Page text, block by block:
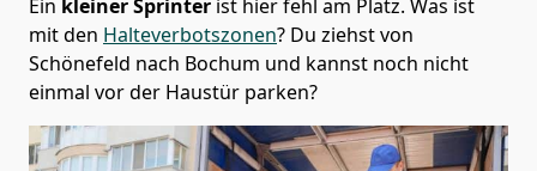
Ein kleiner Sprinter ist hier fehl am Platz. Was ist
mit den Halteverbotszonen? Du ziehst von
Schönefeld nach Bochum und kannst noch nicht
einmal vor der Haustür parken?